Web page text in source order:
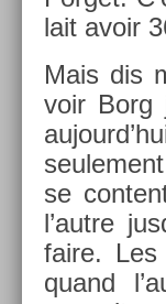
lait avoir
Mais dis
voir Borg
se
l’autre
faire.
quand